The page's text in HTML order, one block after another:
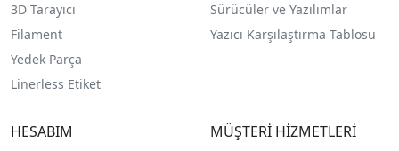
3D Tarayıcı
Filament
Yedek Parça
Linerless Etiket
Sürücüler ve Yazılımlar
Yazıcı Karşılaştırma Tablosu
HESABIM MÜŞTERİ HİZMETLERİ